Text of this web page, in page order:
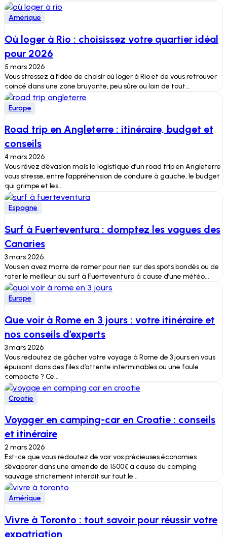
Amérique
Où loger à Rio : choisissez votre quartier idéal
pour 2026
5 mars 2026
Vous stressez à l’idée de choisir où loger à Rio et de vous retrouver
coincé dans une zone bruyante, peu sûre ou loin de tout...
Europe
Road trip en Angleterre : itinéraire, budget et
conseils
4 mars 2026
Vous rêvez d’évasion mais la logistique d’un road trip en Angleterre
vous stresse, entre l’appréhension de conduire à gauche, le budget
qui grimpe et les...
Espagne
Surf à Fuerteventura : domptez les vagues des
Canaries
3 mars 2026
Vous en avez marre de ramer pour rien sur des spots bondés ou de
rater le meilleur du surf à Fuerteventura à cause d’une météo...
Europe
Que voir à Rome en 3 jours : votre itinéraire et
nos conseils d’experts
3 mars 2026
Vous redoutez de gâcher votre voyage à Rome de 3 jours en vous
épuisant dans des files d’attente interminables ou une foule
compacte ? Ce...
Croatie
Voyager en camping-car en Croatie : conseils
et itinéraire
2 mars 2026
Est-ce que vous redoutez de voir vos précieuses économies
s’évaporer dans une amende de 1500€ à cause du camping
sauvage strictement interdit sur tout le...
Amérique
Vivre à Toronto : tout savoir pour réussir votre
expatriation